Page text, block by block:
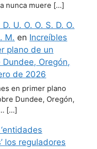
nunca muere […]
U. O. O. S. D. O.
M. en Increíbles
plano de un
Oregón,
de 2026
en primer plano
Dundee, Oregón,
[…]
los reguladores